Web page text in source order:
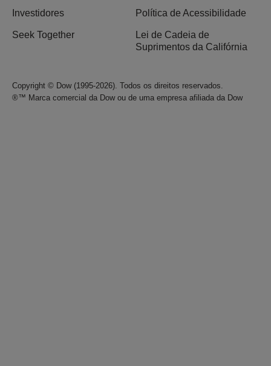
Investidores
Seek Together
Política de Acessibilidade
Lei de Cadeia de
Suprimentos da Califórnia
Copyright © Dow (1995-2026). Todos os direitos reservados.
®™ Marca comercial da Dow ou de uma empresa afiliada da Dow